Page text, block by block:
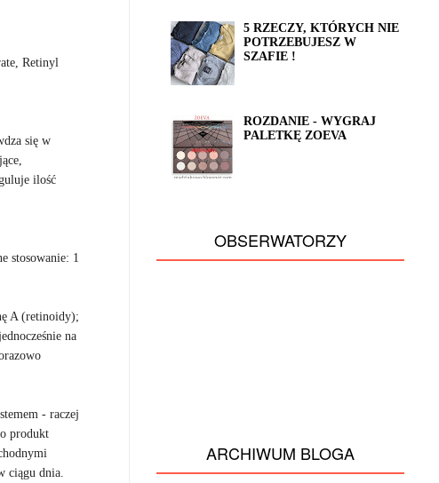
Retinyl
się w
ilość
stosowanie: 1
A (retinoidy);
na
- raczej
produkt
ciągu dnia.
5 RZECZY, KTÓRYCH NIE
POTRZEBUJESZ W
SZAFIE !
ROZDANIE - WYGRAJ
PALETKĘ ZOEVA
OBSERWATORZY
ARCHIWUM BLOGA